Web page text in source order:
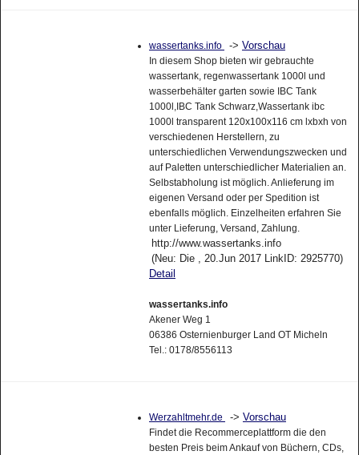
wassertanks.info -> Vorschau
In diesem Shop bieten wir gebrauchte
wassertank, regenwassertank 1000l und
wasserbehälter garten sowie IBC Tank
1000l,IBC Tank Schwarz,Wassertank ibc
1000l transparent 120x100x116 cm lxbxh von
verschiedenen Herstellern, zu
unterschiedlichen Verwendungszwecken und
auf Paletten unterschiedlicher Materialien an.
Selbstabholung ist möglich. Anlieferung im
eigenen Versand oder per Spedition ist
ebenfalls möglich. Einzelheiten erfahren Sie
unter Lieferung, Versand, Zahlung.
http://www.wassertanks.info
(Neu: Die , 20.Jun 2017 LinkID: 2925770)
Detail
wassertanks.info
Akener Weg 1
06386 Osternienburger Land OT Micheln
Tel.: 0178/8556113
Werzahltmehr.de -> Vorschau
Findet die Recommerceplattform die den
besten Preis beim Ankauf von Büchern, CDs,